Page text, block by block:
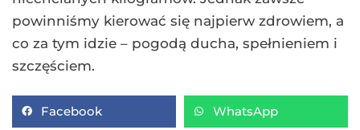
powinniśmy kierować się najpierw zdrowiem, a
co za tym idzie – pogodą ducha, spełnieniem i
szczęściem.
Facebook WhatsApp